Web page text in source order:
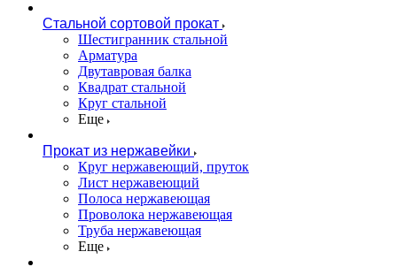
Стальной сортовой прокат
Шестигранник стальной
Арматура
Двутавровая балка
Квадрат стальной
Круг стальной
Еще
Прокат из нержавейки
Круг нержавеющий, пруток
Лист нержавеющий
Полоса нержавеющая
Проволока нержавеющая
Труба нержавеющая
Еще